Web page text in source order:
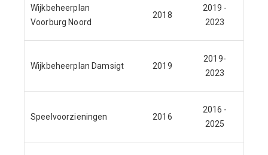
Wijkbeheerplan
Voorburg Noord
2018
2019 -
2023
Wijkbeheerplan Damsigt 2019
2019-
2023
Speelvoorzieningen 2016
2016 -
2025